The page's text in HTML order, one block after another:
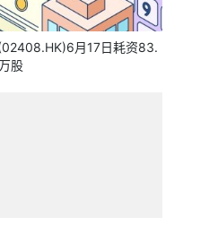
月17日耗资83.
股